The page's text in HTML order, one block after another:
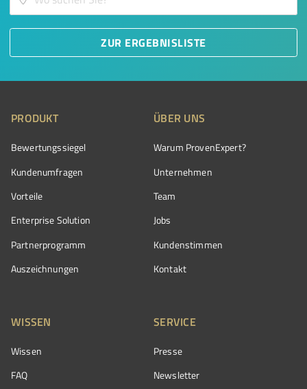
ZUR ERGEBNISLISTE
PRODUKT
Bewertungssiegel
Kundenumfragen
Vorteile
Enterprise Solution
Partnerprogramm
Auszeichnungen
ÜBER UNS
Warum ProvenExpert?
Unternehmen
Team
Jobs
Kundenstimmen
Kontakt
WISSEN
Wissen
FAQ
SERVICE
Presse
Newsletter